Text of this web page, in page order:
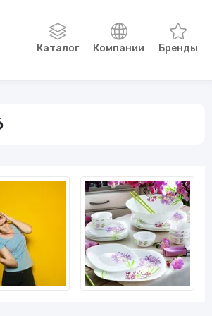
Каталог
и электроника
курсы
Компании Бренды